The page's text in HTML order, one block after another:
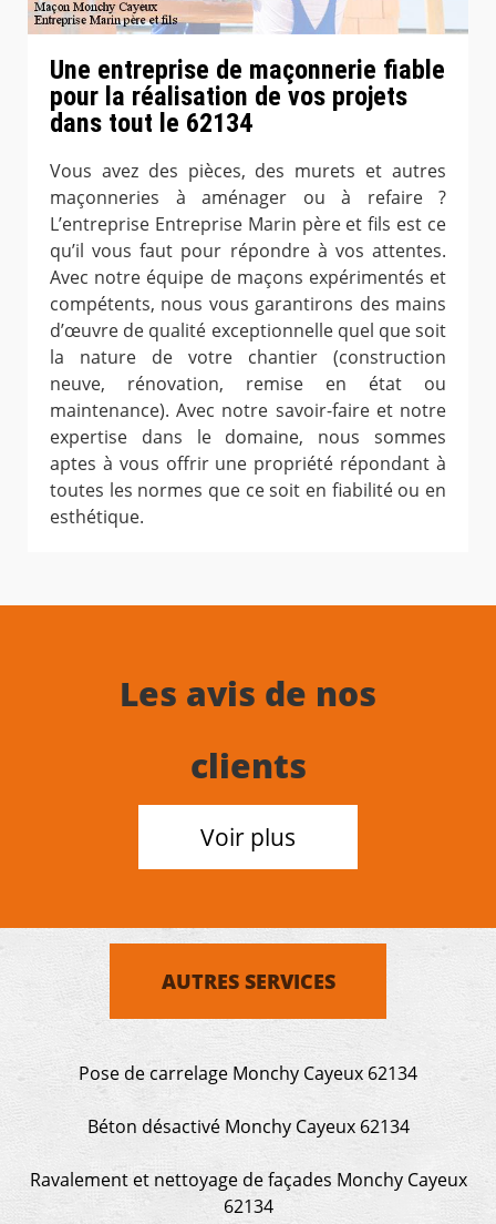
Une entreprise de maçonnerie fiable
pour la réalisation de vos projets
dans tout le 62134
Vous avez des pièces, des murets et autres
maçonneries à aménager ou à refaire ?
L’entreprise Entreprise Marin père et fils est ce
qu’il vous faut pour répondre à vos attentes.
Avec notre équipe de maçons expérimentés et
compétents, nous vous garantirons des mains
d’œuvre de qualité exceptionnelle quel que soit
la nature de votre chantier (construction
neuve, rénovation, remise en état ou
maintenance). Avec notre savoir-faire et notre
expertise dans le domaine, nous sommes
aptes à vous offrir une propriété répondant à
toutes les normes que ce soit en fiabilité ou en
esthétique.
Les avis de nos
clients
Voir plus
AUTRES SERVICES
Pose de carrelage Monchy Cayeux 62134
Béton désactivé Monchy Cayeux 62134
Ravalement et nettoyage de façades Monchy Cayeux
62134